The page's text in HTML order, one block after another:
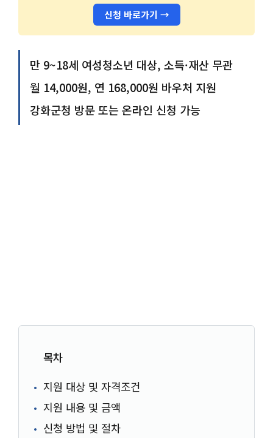
신청 바로가기 →
만 9~18세 여성청소년 대상, 소득·재산 무관
월 14,000원, 연 168,000원 바우처 지원
강화군청 방문 또는 온라인 신청 가능
목차
지원 대상 및 자격조건
지원 내용 및 금액
신청 방법 및 절차